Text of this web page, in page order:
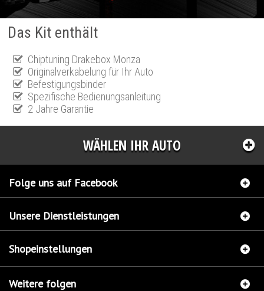
Das Kit enthält
Chiptuning Drakebox Monza
Originalverkabelung für Ihr Auto
Befestigungsbinder
Spezifische Bedienungsanleitung
2 Jahre Garantie
WÄHLEN IHR AUTO
Folge uns auf Facebook
Unsere Dienstleistungen
Shopeinstellungen
Weitere folgen